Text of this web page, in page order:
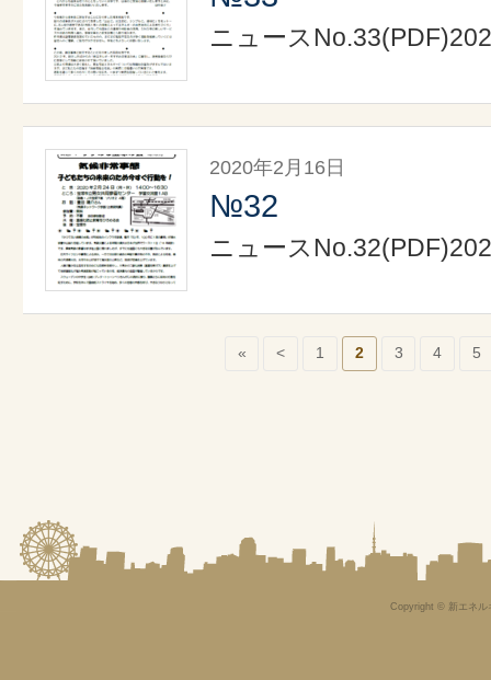
ニュース
2020年2月16日
№32
ニュース
« < 1 2 3 4 5
Copyright © 新エネル